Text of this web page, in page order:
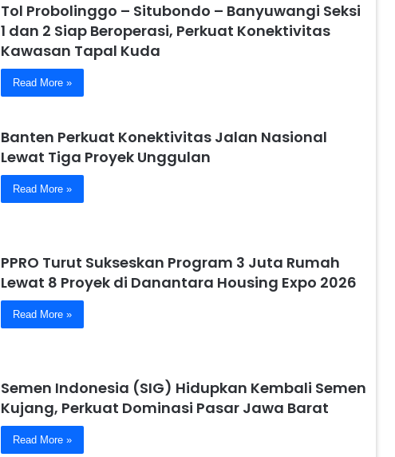
Tol Probolinggo – Situbondo – Banyuwangi Seksi
1 dan 2 Siap Beroperasi, Perkuat Konektivitas
Kawasan Tapal Kuda
Read More »
Banten Perkuat Konektivitas Jalan Nasional
Lewat Tiga Proyek Unggulan
Read More »
PPRO Turut Sukseskan Program 3 Juta Rumah
Lewat 8 Proyek di Danantara Housing Expo 2026
Read More »
Semen Indonesia (SIG) Hidupkan Kembali Semen
Kujang, Perkuat Dominasi Pasar Jawa Barat
Read More »